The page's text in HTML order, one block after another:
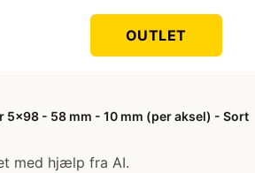
OUTLET
5x98 - 58 mm - 10 mm (per aksel) - Sort
med hjælp fra AI.